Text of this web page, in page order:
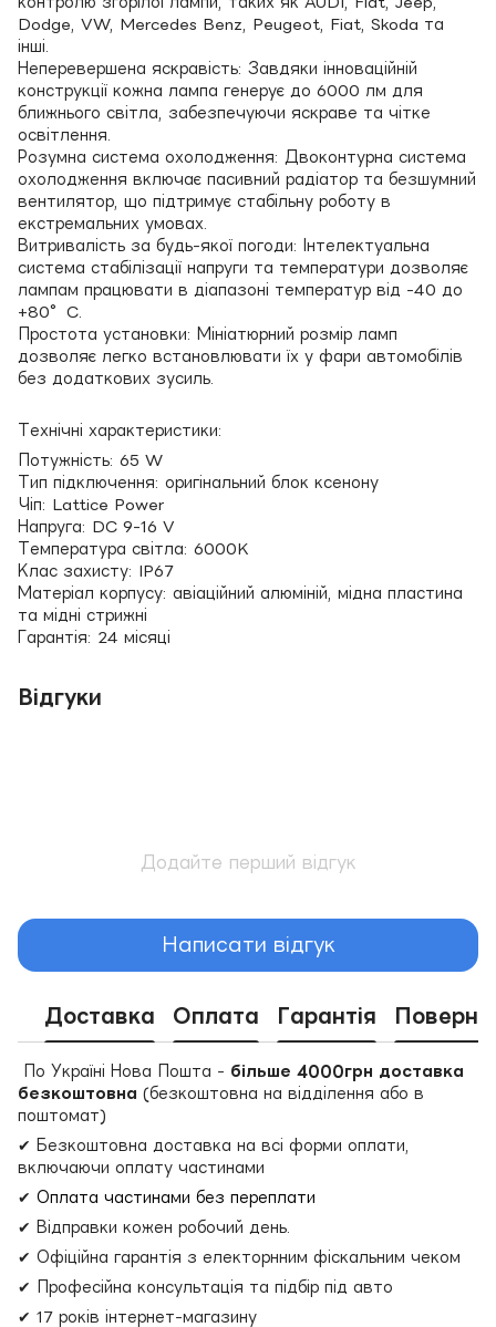
Dodge, VW, Mercedes Benz, Peugeot, Fiat, Skoda та
інші.
Неперевершена яскравість: Завдяки інноваційній
конструкції кожна лампа генерує до 6000 лм для
ближнього світла, забезпечуючи яскраве та чітке
освітлення.
Розумна система охолодження: Двоконтурна система
охолодження включає пасивний радіатор та безшумний
вентилятор, що підтримує стабільну роботу в
екстремальних умовах.
Витривалість за будь-якої погоди: Інтелектуальна
система стабілізації напруги та температури дозволяє
лампам працювати в діапазоні температур від -40 до
+80°C.
Простота установки: Мініатюрний розмір ламп
дозволяє легко встановлювати їх у фари автомобілів
без додаткових зусиль.
Технічні характеристики:
Потужність: 65 W
Тип підключення: оригінальний блок ксенону
Чіп: Lattice Power
Напруга: DC 9-16 V
Температура світла: 6000K
Клас захисту: IP67
Матеріал корпусу: авіаційний алюміній, мідна пластина
та мідні стрижні
Гарантія: 24 місяці
Відгуки
Додайте перший відгук
Написати відгук
Доставка Оплата Гарантія
По Україні Нова Пошта - більше 4000грн доставка
безкоштовна (безкоштовна на відділення або в
поштомат)
✔ Безкоштовна доставка на всі форми оплати,
включаючи оплату частинами
✔ Оплата частинами без переплати
✔ Відправки кожен робочий день.
✔ Офіційна гарантія з електорнним фіскальним чеком
✔ Професійна консультація та підбір під авто
✔ 17 років інтернет-магазину